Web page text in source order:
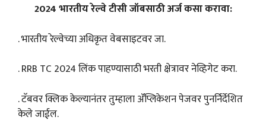
2024 भारतीय रेल्वे टीसी जॉबसाठी अर्ज कसा करावा:
. भारतीय रेल्वेच्या अधिकृत वेबसाइटवर जा.
. RRB TC 2024 लिंक पाहण्यासाठी भरती क्षेत्रावर नेव्हिगेट करा.
. टॅबवर क्लिक केल्यानंतर तुम्हाला ॲप्लिकेशन पेजवर पुनर्निर्देशित
केले जाईल.